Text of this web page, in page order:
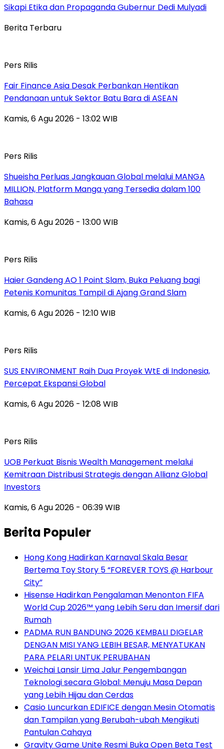
Sikapi Etika dan Propaganda Gubernur Dedi Mulyadi
Berita Terbaru
Pers Rilis
Fair Finance Asia Desak Perbankan Hentikan
Pendanaan untuk Sektor Batu Bara di ASEAN
Kamis, 6 Agu 2026 - 13:02 WIB
Pers Rilis
Shueisha Perluas Jangkauan Global melalui MANGA
MILLION, Platform Manga yang Tersedia dalam 100
Bahasa
Kamis, 6 Agu 2026 - 13:00 WIB
Pers Rilis
Haier Gandeng AO 1 Point Slam, Buka Peluang bagi
Petenis Komunitas Tampil di Ajang Grand Slam
Kamis, 6 Agu 2026 - 12:10 WIB
Pers Rilis
SUS ENVIRONMENT Raih Dua Proyek WtE di Indonesia,
Percepat Ekspansi Global
Kamis, 6 Agu 2026 - 12:08 WIB
Pers Rilis
UOB Perkuat Bisnis Wealth Management melalui
Kemitraan Distribusi Strategis dengan Allianz Global
Investors
Kamis, 6 Agu 2026 - 06:39 WIB
Berita Populer
Hong Kong Hadirkan Karnaval Skala Besar
Bertema Toy Story 5 “FOREVER TOYS @ Harbour
City”
Hisense Hadirkan Pengalaman Menonton FIFA
World Cup 2026™ yang Lebih Seru dan Imersif dari
Rumah
PADMA RUN BANDUNG 2026 KEMBALI DIGELAR
DENGAN MISI YANG LEBIH BESAR, MENYATUKAN
PARA PELARI UNTUK PERUBAHAN
Weichai Lansir Lima Jalur Pengembangan
Teknologi secara Global: Menuju Masa Depan
yang Lebih Hijau dan Cerdas
Casio Luncurkan EDIFICE dengan Mesin Otomatis
dan Tampilan yang Berubah-ubah Mengikuti
Pantulan Cahaya
Gravity Game Unite Resmi Buka Open Beta Test